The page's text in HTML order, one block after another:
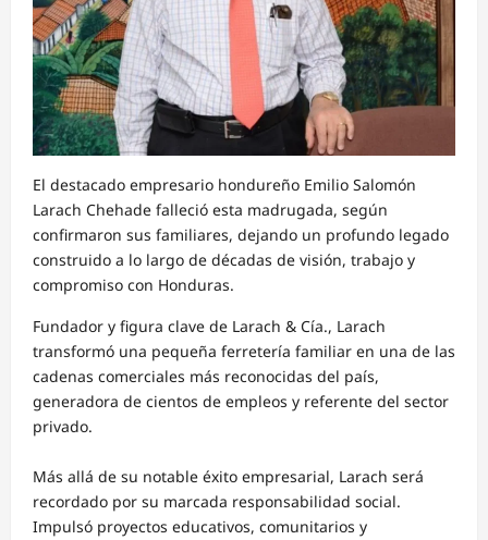
El destacado empresario hondureño Emilio Salomón
Larach Chehade falleció esta madrugada, según
confirmaron sus familiares, dejando un profundo legado
construido a lo largo de décadas de visión, trabajo y
compromiso con Honduras.
Fundador y figura clave de Larach & Cía., Larach
transformó una pequeña ferretería familiar en una de las
cadenas comerciales más reconocidas del país,
generadora de cientos de empleos y referente del sector
privado.
Más allá de su notable éxito empresarial, Larach será
recordado por su marcada responsabilidad social.
Impulsó proyectos educativos, comunitarios y